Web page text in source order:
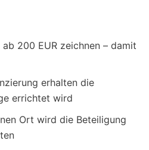
200 EUR zeichnen – damit
erhalten die
errichtet wird
Ort wird die Beteiligung